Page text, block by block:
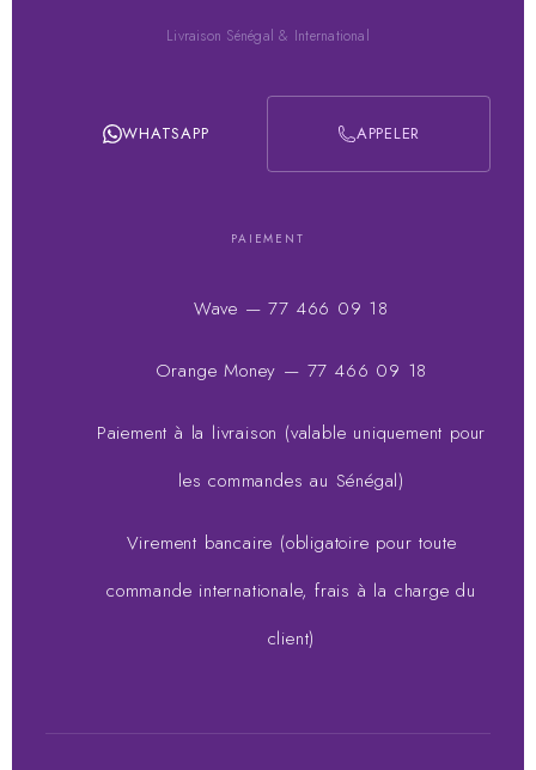
Livraison Sénégal & International
WHATSAPP APPELER
PAIEMENT
Wave — 77 466 09 18
Orange Money — 77 466 09 18
Paiement à la livraison (valable uniquement pour
les commandes au Sénégal)
Virement bancaire (obligatoire pour toute
commande internationale, frais à la charge du
client)